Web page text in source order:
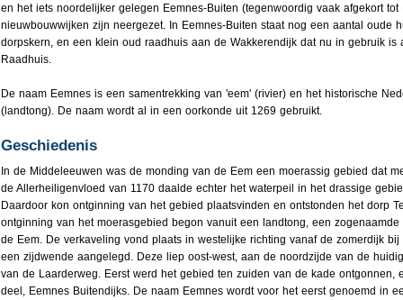
en het iets noordelijker gelegen Eemnes-Buiten (tegenwoordig vaak afgekort
nieuwbouwwijken zijn neergezet. In Eemnes-Buiten staat nog een aantal oude
dorpskern, en een klein oud raadhuis aan de Wakkerendijk dat nu in gebruik is
Raadhuis.
De naam Eemnes is een samentrekking van 'eem' (rivier) en het historische
(landtong). De naam wordt al in een oorkonde uit 1269 gebruikt.
Geschiedenis
In de Middeleeuwen was de monding van de Eem een moerassig gebied dat
de Allerheiligenvloed van 1170 daalde echter het waterpeil in het drassige
Daardoor kon ontginning van het gebied plaatsvinden en ontstonden het dorp
ontginning van het moerasgebied begon vanuit een landtong, een
de Eem. De verkaveling vond plaats in westelijke richting vanaf de zomerdijk bij
een zijdwende aangelegd. Deze liep oost-west, aan de noordzijde van de
van de Laarderweg. Eerst werd het gebied ten zuiden van de kade ontgonnen,
deel, Eemnes Buitendijks. De naam Eemnes wordt voor het eerst genoemd in